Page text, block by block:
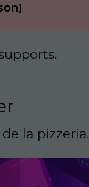
la pizzeria.